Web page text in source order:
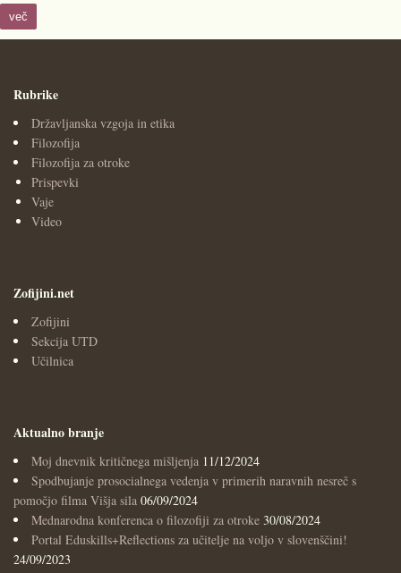
več
Rubrike
Državljanska vzgoja in etika
Filozofija
Filozofija za otroke
Prispevki
Vaje
Video
Zofijini.net
Zofijini
Sekcija UTD
Učilnica
Aktualno branje
Moj dnevnik kritičnega mišljenja 11/12/2024
Spodbujanje prosocialnega vedenja v primerih naravnih nesreč s
pomočjo filma Višja sila 06/09/2024
Mednarodna konferenca o filozofiji za otroke 30/08/2024
Portal Eduskills+Reflections za učitelje na voljo v slovenščini!
24/09/2023